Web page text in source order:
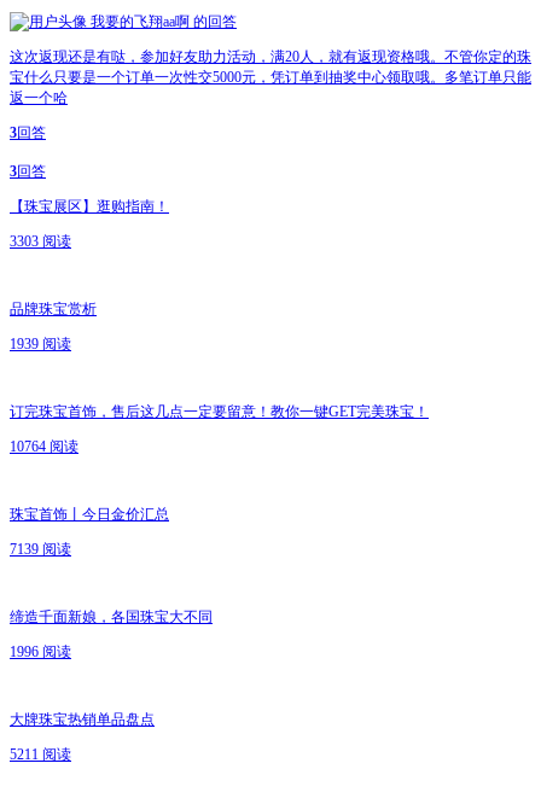
我要的飞翔aa啊 的回答
这次返现还是有哒，参加好友助力活动，满20人，就有返现资格哦。不管你定的珠
宝什么只要是一个订单一次性交5000元，凭订单到抽奖中心领取哦。多笔订单只能
返一个哈
3回答
3回答
【珠宝展区】逛购指南！
3303 阅读
品牌珠宝赏析
1939 阅读
订完珠宝首饰，售后这几点一定要留意！教你一键GET完美珠宝！
10764 阅读
珠宝首饰丨今日金价汇总
7139 阅读
缔造千面新娘，各国珠宝大不同
1996 阅读
大牌珠宝热销单品盘点
5211 阅读